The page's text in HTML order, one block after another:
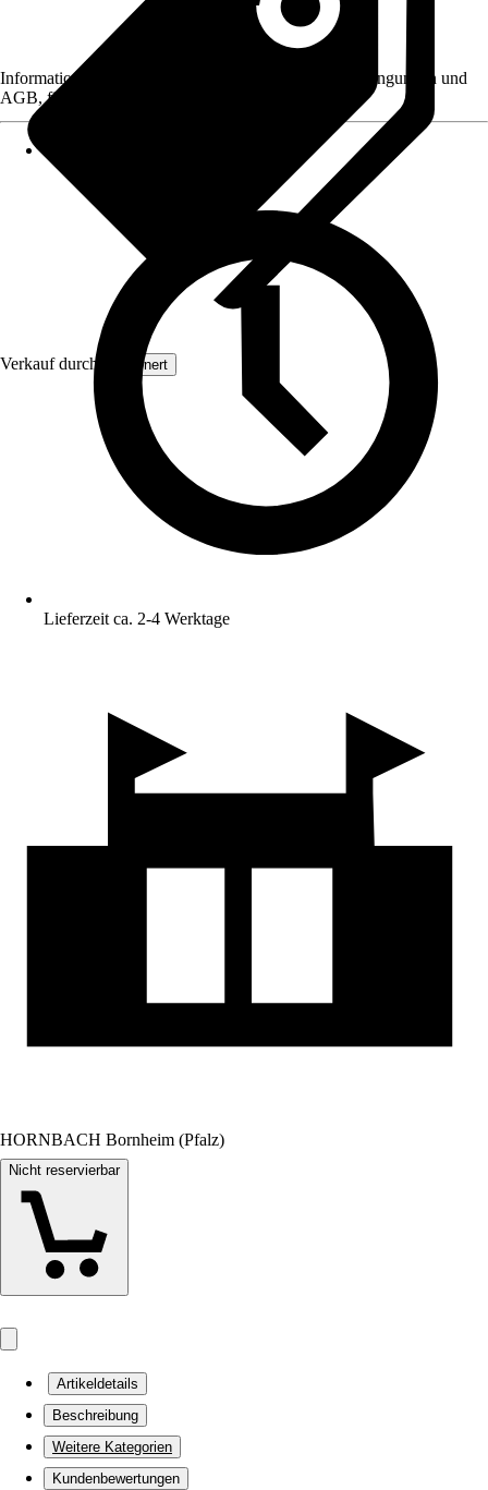
Verkauf durch: Grownert
Informationen des Verkäufers, wie z. B. Rückgabebedingungen und
AGB, finden Sie bei Klick auf den Verkäufernamen.
Lieferzeit ca. 2-4 Werktage
HORNBACH Bornheim (Pfalz)
Nicht reservierbar
Artikeldetails
Beschreibung
Weitere Kategorien
Kundenbewertungen